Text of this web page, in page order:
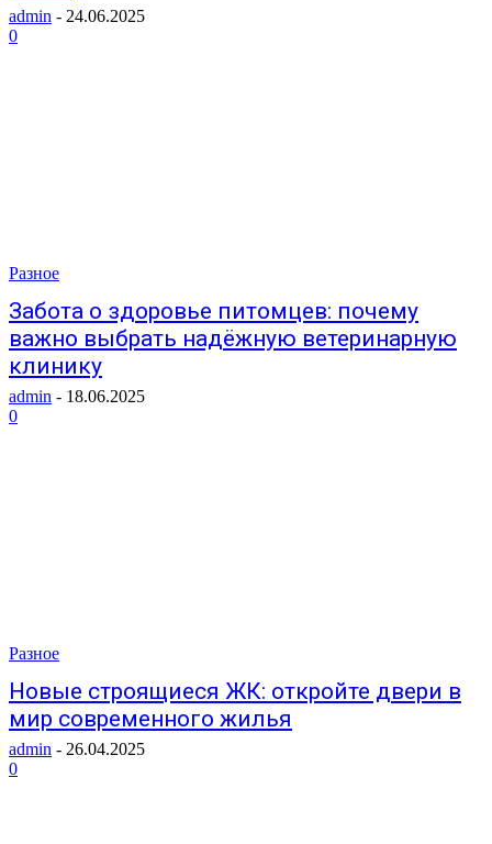
admin - 24.06.2025
0
Разное
Забота о здоровье питомцев: почему
важно выбрать надёжную ветеринарную
клинику
admin - 18.06.2025
0
Разное
Новые строящиеся ЖК: откройте двери в
мир современного жилья
admin - 26.04.2025
0